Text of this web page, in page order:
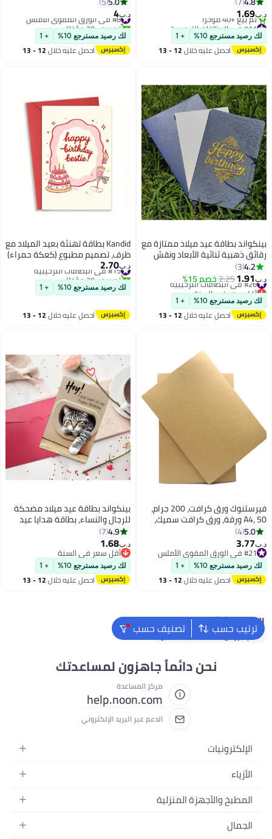
أمنيات بطاقة المعايدة -بطاقة
بريدية، هدية مثالية لاحتفالات
الشرق الأوسط
د.ب‏1.69
#11 في البطاقات الترحيبية
أقل سعر في 30 يوم
تم بيع +40 مؤخرًا
#11 في البطاقات الترحيبية
لك رصيد مسترجع 10% + 1
احصل عليه خلال 12 - 13
ورق بلمسة نهائية معدنية
د.ب‏4
#8 في الورق المقوى الأملس
تم بيع +20 مؤخرًا
#8 في الورق المقوى الأملس
لك رصيد مسترجع 10% + 1
احصل عليه خلال 12 - 13
بينكواند بطاقة عيد ميلاد ممتازة مع
رقائق ذهبية ثنائية الأبعاد ونقش
ثنائي الأبعاد ， بطاقة عيد ميلاد
فاخرة زرقاء اللون عيد ميلاد سعيد
لك مع مغلف ， هدية مصنوعة
يدويًا لصديق أو أم أو أب ， بطاقة
عمل
4.2
3
د.ب‏1.91
2.25خصم 15% #26 في البطاقات الترحيبية
أقل سعر في السنة
#26 في البطاقات الترحيبية
لك رصيد مسترجع 10% + 1
احصل عليه خلال 12 - 13
Kandid بطاقة تهنئة بعيد الميلاد مع
ظرف، تصميم مطبوع (كعكة حمراء)
د.ب‏2.70
#15 في البطاقات الترحيبية
تم بيع +20 مؤخرًا
#15 في البطاقات الترحيبية
لك رصيد مسترجع 10% + 1
احصل عليه خلال 12 - 13
فيرستنوك ورق كرافت، 200 جرام،
A4، 50 ورقة، ورق كرافت سميك،
للطباعة والرسم وتغليف الهدايا،
5.0
4
د.ب‏3.77
#21 في الورق المقوى الأملس
#21 في الورق المقوى الأملس
لك رصيد مسترجع 10% + 1
احصل عليه خلال 12 - 13
بينكواند بطاقة عيد ميلاد مضحكة
للرجال والنساء، بطاقة هدايا عيد
ميلاد مثالية لمحبي القطط، ”مرحبًا!
أريد فقط أن أقول عيد ميلاد سعيد“
مناسبة لجميع الأعمار
4.9
7
د.ب‏1.68
أقل سعر في السنة
باقي 1 وحدات في المخزون
أقل سعر في السنة
لك رصيد مسترجع 10% + 1
احصل عليه خلال 12 - 13
ترتيب حسب تصنيف حسب البحث الشائع
قلم كروس اله حاسبة كاسيو
نحن دائماً جاهزون لمساعدتك
مركز المساعدة
help.noon.com
الدعم عبر البريد الإلكتروني
الإلكترونيات
الجوالات
اللابتوبات
الأجهزة المنزلية
الأزياء
أزياء نسائية
أزياء البنات
المطبخ والأجهزة المنزلية
الحمام
الجمال